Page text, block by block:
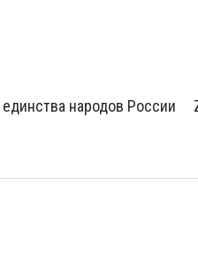
единства народов России